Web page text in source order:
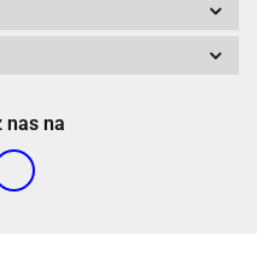
nas na